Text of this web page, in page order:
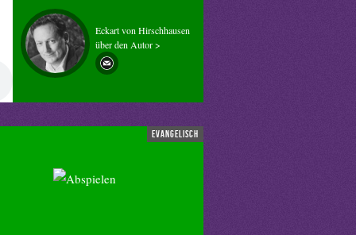
Eckart von Hirschhausen
über den Autor >
evangelisch